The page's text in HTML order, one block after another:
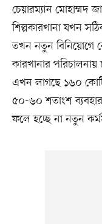
চেয়ারম্যান মোহাম্মদ
শিল্পকারখানা যখন
তখন নতুন বিনিয়োগে
কারখানার
এখন লাগছে ১৬০
৫০-৬০ শতাংশ
ফলে হচ্ছে না নতুন